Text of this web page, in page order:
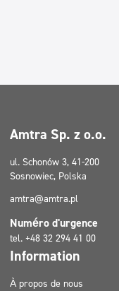
Amtra Sp. z o.o.
ul. Schonów 3, 41-200
Sosnowiec, Polska
amtra@amtra.pl
Numéro d'urgence
tel. +48 32 294 41 00
Information
À propos de nous